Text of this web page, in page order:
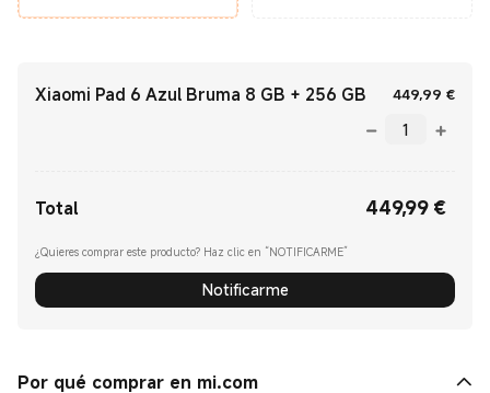
Xiaomi Pad 6 Azul Bruma 8 GB + 256 GB 449,99 €
Total 449,99 €
¿Quieres comprar este producto? Haz clic en “NOTIFICARME”
Notificarme
Por qué comprar en mi.com